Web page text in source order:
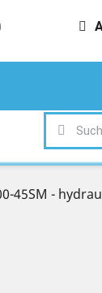
45SM -